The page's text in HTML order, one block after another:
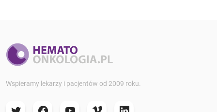
Wspieramy lekarzy i pacjentów od 2009 roku.